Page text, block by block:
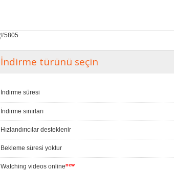
İndirme türünü seçin
İndirme süresi
İndirme sınırları
Hızlandırıcılar desteklenir
Bekleme süresi yoktur
Watching videos onlinenew